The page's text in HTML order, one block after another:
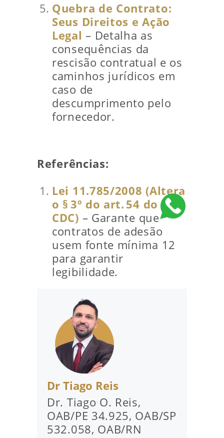
Quebra de Contrato:
Seus Direitos e Ação
Legal – Detalha as
consequências da
rescisão contratual e os
caminhos jurídicos em
caso de
descumprimento pelo
fornecedor.
Referências:
Lei 11.785/2008 (Altera
o § 3º do art. 54 do
CDC) – Garante que
contratos de adesão
usem fonte mínima 12
para garantir
legibilidade.
Dr Tiago Reis
Dr. Tiago O. Reis,
OAB/PE 34.925, OAB/SP
532.058, OAB/RN